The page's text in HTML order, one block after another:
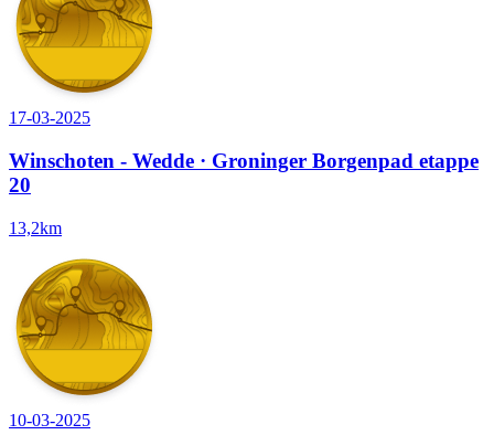
17-03-2025
Winschoten - Wedde · Groninger Borgenpad etappe
20
13,2km
10-03-2025